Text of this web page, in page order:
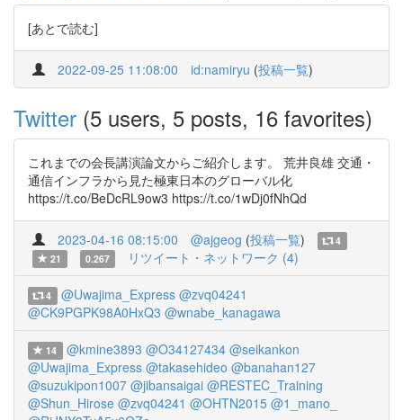
[あとで読む]
2022-09-25 11:08:00 id:namiryu (投稿一覧)
Twitter (5 users, 5 posts, 16 favorites)
これまでの会長講演論文からご紹介します。 荒井良雄 交通・
通信インフラから見た極東日本のグローバル化
https://t.co/BeDcRL9ow3 https://t.co/1wDj0fNhQd
2023-04-16 08:15:00 @ajgeog (投稿一覧)
4
21
0.267 リツイート・ネットワーク (4)
4 @Uwajima_Express @zvq04241
@CK9PGPK98A0HxQ3 @wnabe_kanagawa
14 @kmine3893 @O34127434 @seikankon
@Uwajima_Express @takasehideo @banahan127
@suzukipon1007 @jibansaigai @RESTEC_Training
@Shun_Hirose @zvq04241 @OHTN2015 @1_mano_